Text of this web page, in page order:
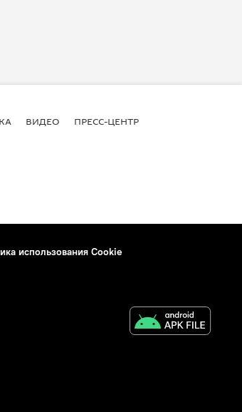
ВИДЕО ПРЕСС-ЦЕНТР
использования Cookie